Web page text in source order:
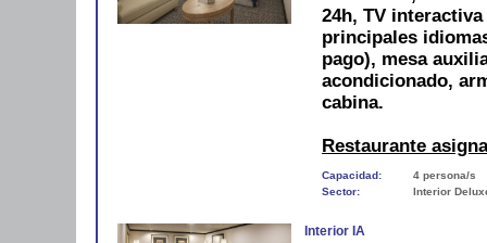
24h, TV
principales
pago), mesa
acondicionado,
cabina.
Restaurante
Capacidad:
4 persona/s
Sector:
Interior
Interior IA